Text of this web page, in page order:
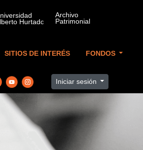
SITIOS DE INTERÉS FONDOS
Iniciar sesión